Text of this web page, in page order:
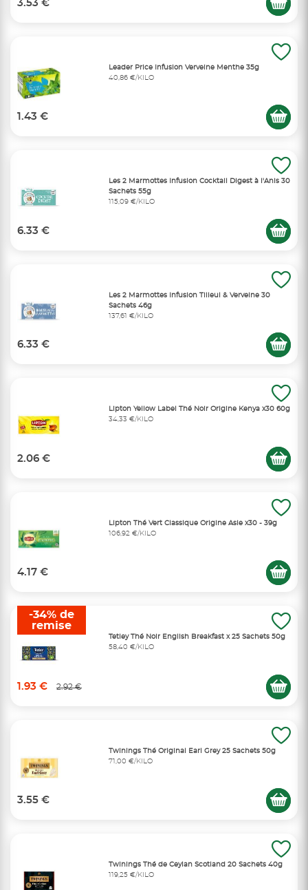
3.53 €
Leader Price Infusion Verveine Menthe 35g
40,86 €/KILO
1.43 €
Les 2 Marmottes Infusion Cocktail Digest à l'Anis 30
Sachets 55g
115,09 €/KILO
6.33 €
Les 2 Marmottes Infusion Tilleul & Verveine 30
Sachets 46g
137,61 €/KILO
6.33 €
Lipton Yellow Label Thé Noir Origine Kenya x30 60g
34,33 €/KILO
2.06 €
Lipton Thé Vert Classique Origine Asie x30 - 39g
106,92 €/KILO
4.17 €
Tetley Thé Noir English Breakfast x 25 Sachets 50g
58,40 €/KILO
1.93 € 2.92 €
-34% de
remise
Twinings Thé Original Earl Grey 25 Sachets 50g
71,00 €/KILO
3.55 €
Twinings Thé de Ceylan Scotland 20 Sachets 40g
119,25 €/KILO